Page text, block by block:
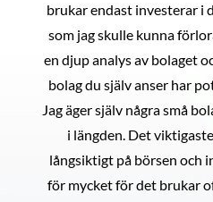
brukar endast investerar i
som jag skulle kunna
en djup analys av bolaget
bolag du själv anser har
Jag äger själv några små
i längden. Det
långsiktigt på börsen och
för mycket för det brukar